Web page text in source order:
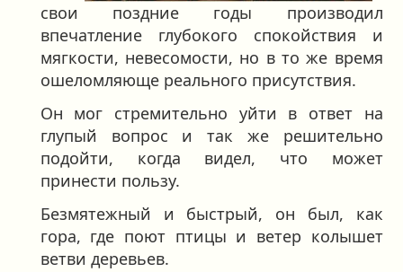
свои поздние годы производил
впечатление глубокого спокойствия и
мягкости, невесомости, но в то же время
ошеломляюще реального присутствия.
Он мог стремительно уйти в ответ на
глупый вопрос и так же решительно
подойти, когда видел, что может
принести пользу.
Безмятежный и быстрый, он был, как
гора, где поют птицы и ветер колышет
ветви деревьев.